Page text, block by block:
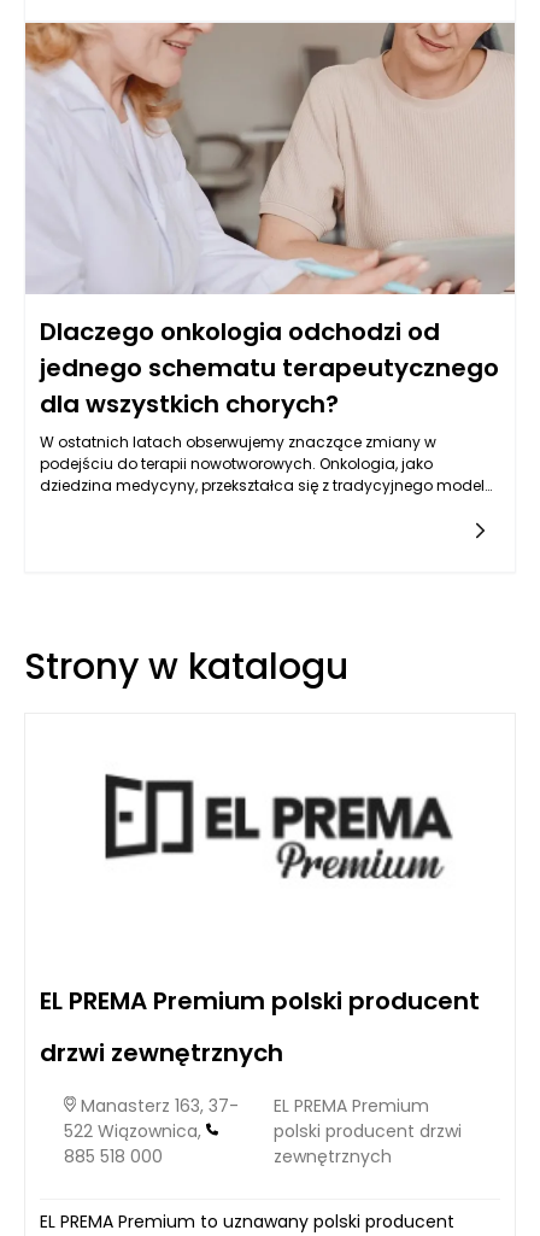
dla których często występują współistniejące schorzenia,
konieczne jest podejście składające się nie tylko z
uwzględnienia rodzaju nowotworu, ale także ogólnego stanu
zdrowia. Z kolei młodsze osoby mogą mieć inny profil ryzyka i
oczekiwania związane z leczeniem. W nowoczesnej onkologii
uwzględnia się te różnice, aby opracować odpowiedni plan
terapeutyczny, co prowadzi do lepszych wyników leczenia i
jakości życia pacjentów.
Dlaczego onkologia odchodzi od
jednego schematu terapeutycznego
dla wszystkich chorych?
W ostatnich latach obserwujemy znaczące zmiany w
podejściu do terapii nowotworowych. Onkologia, jako
dziedzina medycyny, przekształca się z tradycyjnego modelu
terapeutycznym w kierunku bardziej zindywidualizowanego
przekłada się na lepsze wyniki leczenia oraz jakość życia
chorych.
Strony w katalogu
EL PREMA Premium polski producent
drzwi zewnętrznych
Manasterz 163, 37-
522 Wiązownica,
885 518 000
EL PREMA Premium
polski producent drzwi
zewnętrznych
EL PREMA Premium to uznawany polski producent